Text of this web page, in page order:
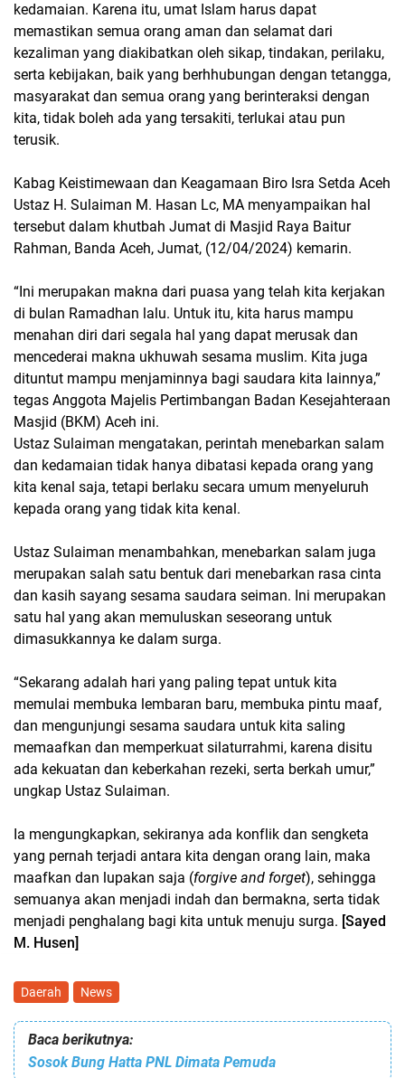
kedamaian. Karena itu, umat Islam harus dapat
memastikan semua orang aman dan selamat dari
kezaliman yang diakibatkan oleh sikap, tindakan, perilaku,
serta kebijakan, baik yang berhhubungan dengan tetangga,
masyarakat dan semua orang yang berinteraksi dengan
kita, tidak boleh ada yang tersakiti, terlukai atau pun
terusik.
Kabag Keistimewaan dan Keagamaan Biro Isra Setda Aceh
Ustaz H. Sulaiman M. Hasan Lc, MA menyampaikan hal
tersebut dalam khutbah Jumat di Masjid Raya Baitur
Rahman, Banda Aceh, Jumat, (12/04/2024) kemarin.
“Ini merupakan makna dari puasa yang telah kita kerjakan
di bulan Ramadhan lalu. Untuk itu, kita harus mampu
menahan diri dari segala hal yang dapat merusak dan
mencederai makna ukhuwah sesama muslim. Kita juga
dituntut mampu menjaminnya bagi saudara kita lainnya,”
tegas Anggota Majelis Pertimbangan Badan Kesejahteraan
Masjid (BKM) Aceh ini.
Ustaz Sulaiman mengatakan, perintah menebarkan salam
dan kedamaian tidak hanya dibatasi kepada orang yang
kita kenal saja, tetapi berlaku secara umum menyeluruh
kepada orang yang tidak kita kenal.
Ustaz Sulaiman menambahkan, menebarkan salam juga
merupakan salah satu bentuk dari menebarkan rasa cinta
dan kasih sayang sesama saudara seiman. Ini merupakan
satu hal yang akan memuluskan seseorang untuk
dimasukkannya ke dalam surga.
“Sekarang adalah hari yang paling tepat untuk kita
memulai membuka lembaran baru, membuka pintu maaf,
dan mengunjungi sesama saudara untuk kita saling
memaafkan dan memperkuat silaturrahmi, karena disitu
ada kekuatan dan keberkahan rezeki, serta berkah umur,”
ungkap Ustaz Sulaiman.
Ia mengungkapkan, sekiranya ada konflik dan sengketa
yang pernah terjadi antara kita dengan orang lain, maka
maafkan dan lupakan saja (forgive and forget), sehingga
semuanya akan menjadi indah dan bermakna, serta tidak
menjadi penghalang bagi kita untuk menuju surga. [Sayed
M. Husen]
Daerah News
Baca berikutnya:
Sosok Bung Hatta PNL Dimata Pemuda